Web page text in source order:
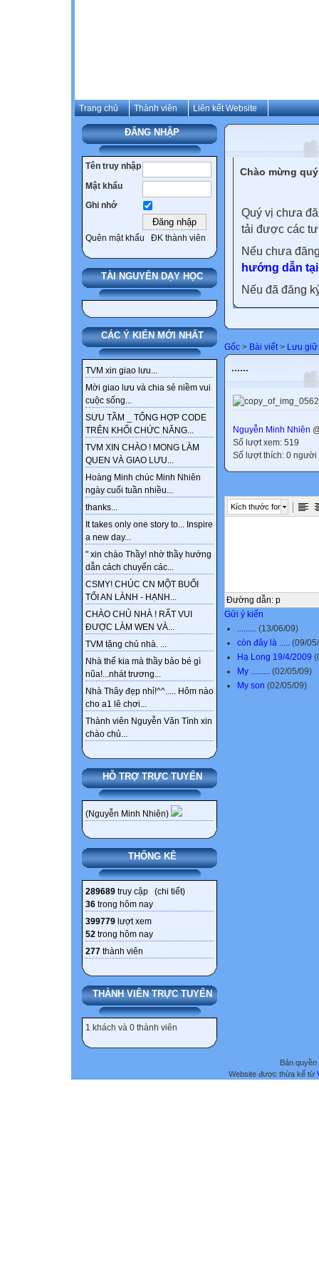
Trang chủ Thành viên Liên kết Website
ĐĂNG NHẬP
Tên truy nhập
Mật khẩu
Ghi nhớ
Quên mật khẩu ĐK thành viên
TÀI NGUYÊN DẠY HỌC
CÁC Ý KIẾN MỚI NHẤT
TVM xin giao lưu...
Mời giao lưu và chia sẻ niềm vui
cuộc sống...
SƯU TẦM _ TỔNG HỢP CODE
TRÊN KHỐI CHỨC NĂNG...
TVM XIN CHÀO ! MONG LÀM
QUEN VÀ GIAO LƯU...
Hoàng Minh chúc Minh Nhiên
ngày cuối tuần nhiều...
thanks...
It takes only one story to... Inspire
a new day...
" xin chào Thầy! nhờ thầy hướng
dẫn cách chuyển các...
CSMY! CHÚC CN MỘT BUỔI
TỐI AN LÀNH - HẠNH...
CHÀO CHỦ NHÀ ! RẤT VUI
ĐƯỢC LÀM WEN VÀ...
TVM tặng chủ nhà. ...
Nhà thế kia mà thầy bảo bé gì
nũa!...nhát trương...
Nhà Thây đẹp nhỉ!^^..... Hôm nào
cho a1 lê chơi...
Thành viên Nguyễn Văn Tình xin
chào chủ...
HỖ TRỢ TRỰC TUYẾN
(Nguyễn Minh Nhiên)
THỐNG KÊ
289689 truy cập (chi tiết)
36 trong hôm nay
399779 lượt xem
52 trong hôm nay
277 thành viên
THÀNH VIÊN TRỰC TUYẾN
1 khách và 0 thành viên
Chào mừng
Quý vị chưa
tải được các
Nếu chưa
hướng dẫn
Nếu đã đăng
Gốc > Bài viết> Lưu
......
Nguyễn Minh Nhiên
Số lượt xem: 519
Số lượt thích: 0 người
Kích thước font
Đường dẫn: p
Gửi ý kiến
(13/06/09)
còn đây là .....
(09/
Hạ Long 19/4/2009
My .........
(02/05/09)
My son (02/05/09)
Bản
Website được thừa kế từ